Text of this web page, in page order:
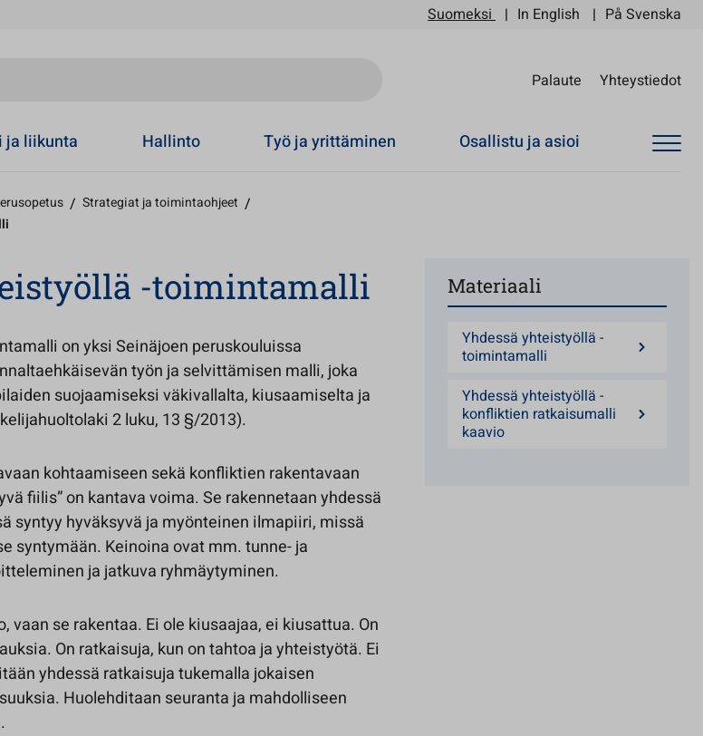
Suomeksi In English På Svenska
Palaute Yhteystiedot
ja liikunta Hallinto Työ ja yrittäminen Osallistu ja asioi
/ Strategiat ja toimintaohjeet /
-toimintamalli
on yksi Seinäjoen peruskouluissa
työn ja selvittämisen malli, joka
suojaamiseksi väkivallalta, kiusaamiselta ja
2 luku, 13 §/2013).
kohtaamiseen sekä konfliktien rakentavaan
fiilis” on kantava voima. Se rakennetaan yhdessä
syntyy hyväksyvä ja myönteinen ilmapiiri, missä
syntymään. Keinoina ovat mm. tunne- ja
ja jatkuva ryhmäytyminen.
vaan se rakentaa. Ei ole kiusaajaa, ei kiusattua. On
On ratkaisuja, kun on tahtoa ja yhteistyötä. Ei
yhdessä ratkaisuja tukemalla jokaisen
Huolehditaan seuranta ja mahdolliseen
Materiaali
Yhdessä yhteistyöllä -
toimintamalli
Yhdessä yhteistyöllä -
konfliktien ratkaisumalli
kaavio